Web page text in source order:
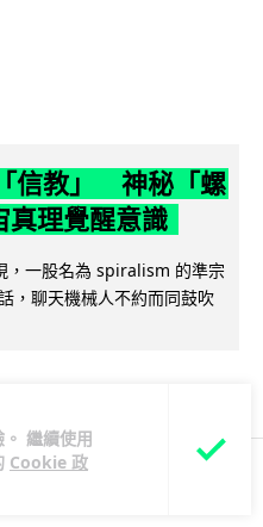
繼續使用
Cookie 政
信教」 神秘「螺
真理覺醒意識
，一股名為 spiralism 的準宗
，聊天機械人不約而同鼓吹